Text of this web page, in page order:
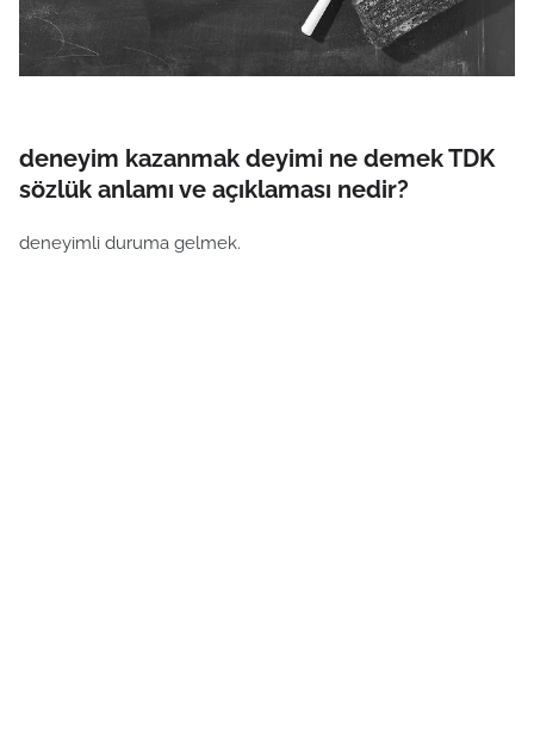
deneyim kazanmak deyimi ne demek TDK
sözlük anlamı ve açıklaması nedir?
deneyimli duruma gelmek.